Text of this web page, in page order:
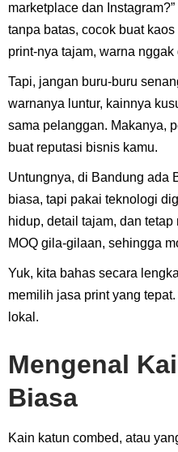
marketplace dan
tanpa batas, cocok buat
print-nya tajam, warna
Tapi, jangan buru-buru
warnanya luntur, kainnya
sama pelanggan. Makanya,
buat reputasi bisnis kamu.
Untungnya, di Bandung ada
biasa, tapi pakai teknologi
hidup, detail tajam, dan
MOQ gila-gilaan, sehingga
Yuk, kita bahas secara
memilih jasa print yang
lokal.
Mengenal
Biasa
Kain katun combed, atau